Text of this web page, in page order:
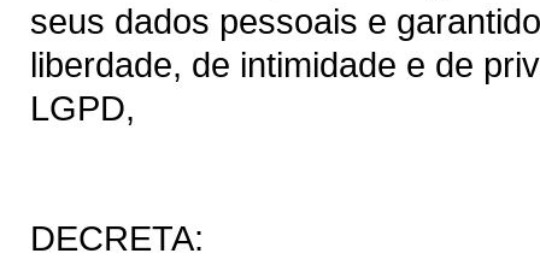
seus dados pessoais e
liberdade, de intimidade e de
LGPD,
DECRETA: